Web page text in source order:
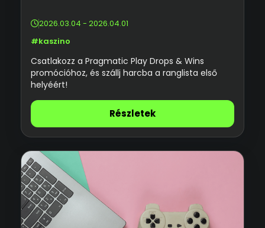
2026.03.04 - 2026.04.01
#kaszino
Csatlakozz a Pragmatic Play Drops & Wins
promócióhoz, és szállj harcba a ranglista első
helyéért!
Részletek